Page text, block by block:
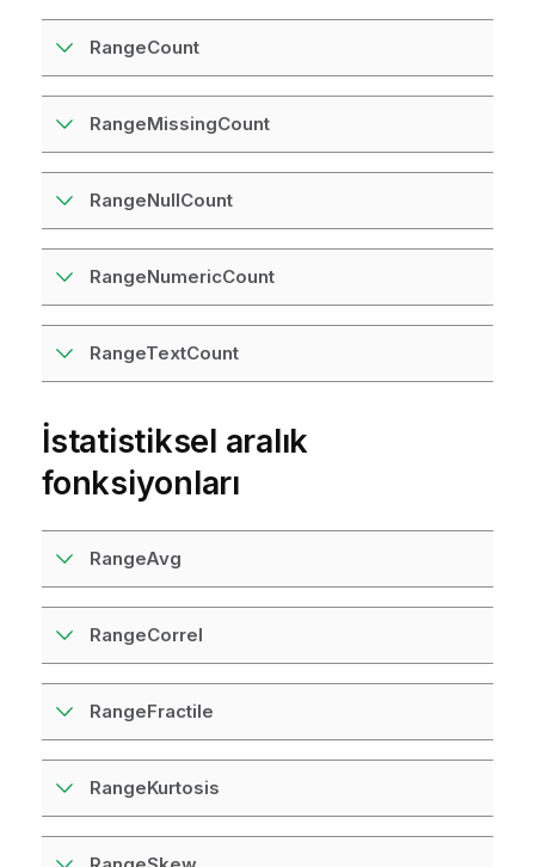
RangeCount
RangeMissingCount
RangeNullCount
RangeNumericCount
RangeTextCount
İstatistiksel aralık
fonksiyonları
RangeAvg
RangeCorrel
RangeFractile
RangeKurtosis